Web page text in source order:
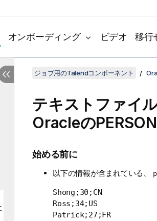
オンボーディング ビデオ 移行
ジョブ用のTalendコンポーネント
テキストファイ
Oracleの
始める前に
以下の情報が含まれている、
Shong;30;CN
Ross;34;US
Patrick;27;FR